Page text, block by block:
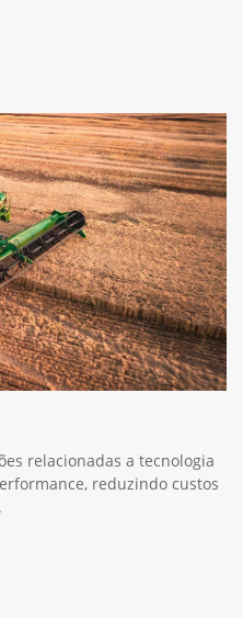
relacionadas a tecnologia
reduzindo custos